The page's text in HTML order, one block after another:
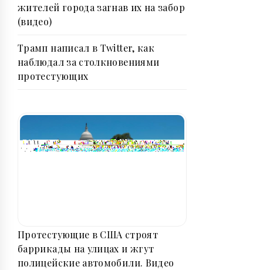
жителей города загнав их на забор
(видео)
Трамп написал в Twitter, как
наблюдал за столкновениями
протестующих
Протестующие в США строят
баррикады на улицах и жгут
полицейские автомобили. Видео